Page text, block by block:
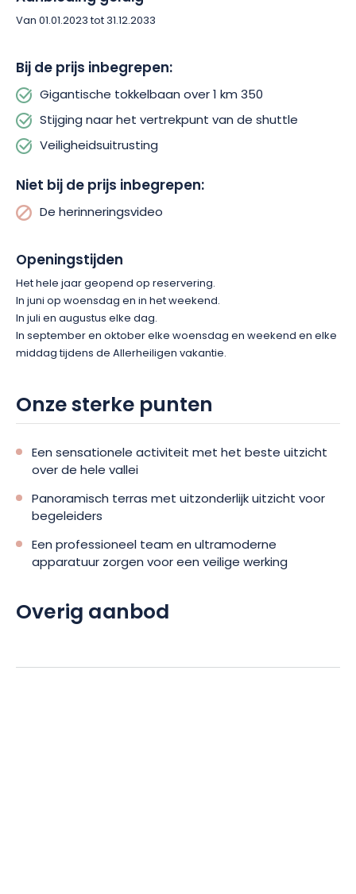
Van 01.01.2023 tot 31.12.2033
Bij de prijs inbegrepen:
Gigantische tokkelbaan over 1 km 350
Stijging naar het vertrekpunt van de shuttle
Veiligheidsuitrusting
Niet bij de prijs inbegrepen:
De herinneringsvideo
Openingstijden
Het hele jaar geopend op reservering.
In juni op woensdag en in het weekend.
In juli en augustus elke dag.
In september en oktober elke woensdag en weekend en elke
middag tijdens de Allerheiligen vakantie.
Onze sterke punten
Een sensationele activiteit met het beste uitzicht
over de hele vallei
Panoramisch terras met uitzonderlijk uitzicht voor
begeleiders
Een professioneel team en ultramoderne
apparatuur zorgen voor een veilige werking
Overig aanbod